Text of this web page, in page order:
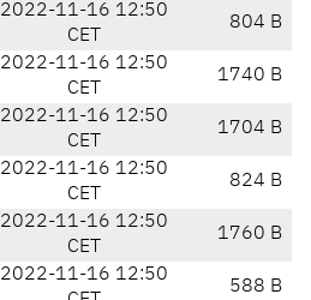
2022-11-16 12:50
CET
804 B
2022-11-16 12:50
CET
1740 B
2022-11-16 12:50
CET
1704 B
2022-11-16 12:50
CET
824 B
2022-11-16 12:50
CET
1760 B
2022-11-16 12:50
588 B